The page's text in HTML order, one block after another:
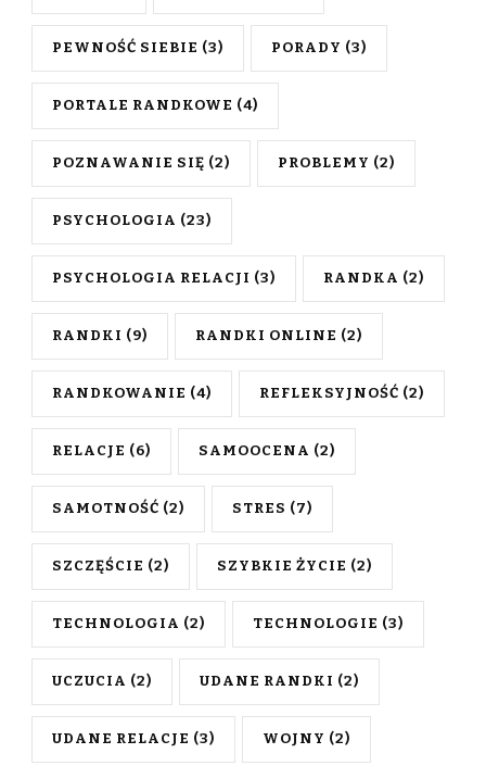
PEWNOŚĆ SIEBIE (3) PORADY (3)
PORTALE RANDKOWE (4)
POZNAWANIE SIĘ (2) PROBLEMY (2)
PSYCHOLOGIA (23)
PSYCHOLOGIA RELACJI (3) RANDKA (2)
RANDKI (9) RANDKI ONLINE (2)
RANDKOWANIE (4) REFLEKSYJNOŚĆ (2)
RELACJE (6) SAMOOCENA (2)
SAMOTNOŚĆ (2) STRES (7)
SZCZĘŚCIE (2) SZYBKIE ŻYCIE (2)
TECHNOLOGIA (2) TECHNOLOGIE (3)
UCZUCIA (2) UDANE RANDKI (2)
UDANE RELACJE (3) WOJNY (2)